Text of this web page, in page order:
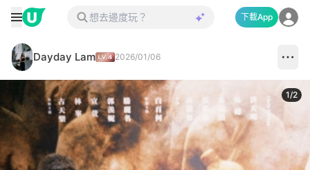
下載App
Dayday Lam 2026/01/06
1/2